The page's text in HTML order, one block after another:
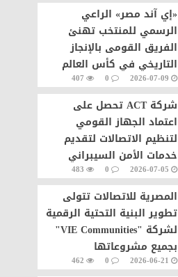
«إي آند مصر» الراعي
الرسمي للمنتخب تهنئ
الفريق القومى بالإنجاز
التاريخي في كأس العالم
2026-07-09
0
407
شركة ACT تحصل على
اعتماد الجهاز القومي
لتنظيم الاتصالات لتقديم
خدمات الأمن السيبراني
مصر2026-07-05
0
483
المصرية للاتصالات تتولى
تطوير البنية التحتية الرقمية
لشركة "VIE Communities"
بجميع مشروعاتها
2026-06-21
0
462